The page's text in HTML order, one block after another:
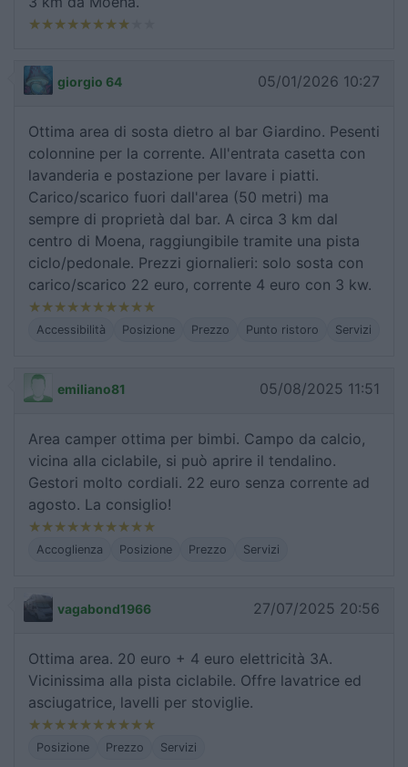
giorgio 64 05/01/2026 10:27
Ottima area di sosta dietro al bar Giardino. Pesenti
colonnine per la corrente. All'entrata casetta con
lavanderia e postazione per lavare i piatti.
Carico/scarico fuori dall'area (50 metri) ma
sempre di proprietà dal bar. A circa 3 km dal
centro di Moena, raggiungibile tramite una pista
ciclo/pedonale. Prezzi giornalieri: solo sosta con
carico/scarico 22 euro, corrente 4 euro con 3 kw.
Accessibilità Posizione Prezzo Punto ristoro Servizi
emiliano81 05/08/2025 11:51
Area camper ottima per bimbi. Campo da calcio,
vicina alla ciclabile, si può aprire il tendalino.
Gestori molto cordiali. 22 euro senza corrente ad
agosto. La consiglio!
Accoglienza Posizione Prezzo Servizi
vagabond1966 27/07/2025 20:56
Ottima area. 20 euro + 4 euro elettricità 3A.
Vicinissima alla pista ciclabile. Offre lavatrice ed
asciugatrice, lavelli per stoviglie.
Posizione Prezzo Servizi